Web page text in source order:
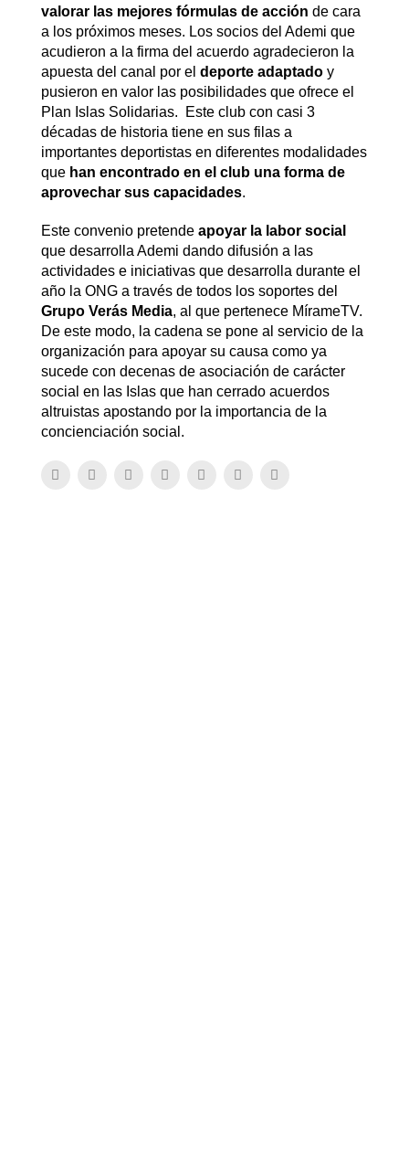
valorar las mejores fórmulas de acción de cara
a los próximos meses. Los socios del Ademi que
acudieron a la firma del acuerdo agradecieron la
apuesta del canal por el deporte adaptadoy
pusieron en valor las posibilidades que ofrece el
Plan Islas Solidarias. Este club con casi 3
décadas de historia tiene en sus filas a
importantes deportistas en diferentes modalidades
que han encontrado en el club una forma de
aprovechar sus capacidades.
Este convenio pretende apoyar la labor social
que desarrolla Ademi dando difusión a las
actividades e iniciativas que desarrolla durante el
año la ONG a través de todos los soportes del
Grupo Verás Media, al que pertenece MírameTV.
De este modo, la cadena se pone al servicio de la
organización para apoyar su causa como ya
sucede con decenas de asociación de carácter
social en las Islas que han cerrado acuerdos
altruistas apostando por la importancia de la
concienciación social.